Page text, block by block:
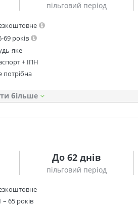
пільговий період
69 років
яке
+ ІПН
потрібна
До 62 днів
пільговий період
– 65 років